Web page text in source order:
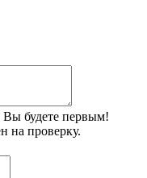
Вы будете первым!
на проверку.